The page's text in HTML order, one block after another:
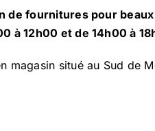
de fournitures pour
à 12h00 et de 14h00 à
magasin situé au Sud de